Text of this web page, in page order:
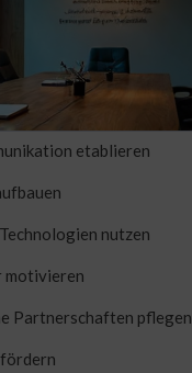
etablieren
nutzen
Partnerschaften pflegen